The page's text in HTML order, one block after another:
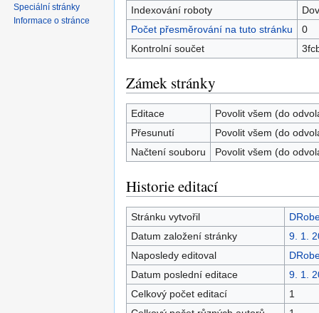
Indexování roboty
Počet přesměrování na tuto stránku
0
Kontrolní součet
Zámek stránky
Editace
Povolit všem (do
Přesunutí
Povolit všem (do
Načtení souboru
Povolit všem (do
Historie editací
Stránku vytvořil
Datum založení stránky
9. 1.
Naposledy editoval
Datum poslední editace
9. 1.
Celkový počet editací
1
Speciální stránky
Informace o stránce